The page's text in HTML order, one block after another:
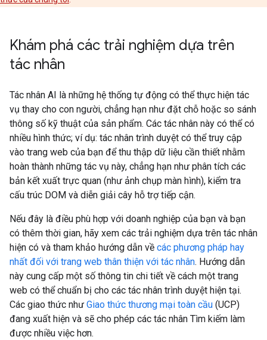
Khám phá các trải nghiệm dựa trên
tác nhân
Tác nhân AI là những hệ thống tự động có thể thực hiện tác
vụ thay cho con người, chẳng hạn như đặt chỗ hoặc so sánh
thông số kỹ thuật của sản phẩm. Các tác nhân này có thể có
nhiều hình thức; ví dụ: tác nhân trình duyệt có thể truy cập
vào trang web của bạn để thu thập dữ liệu cần thiết nhằm
hoàn thành những tác vụ này, chẳng hạn như phân tích các
bản kết xuất trực quan (như ảnh chụp màn hình), kiểm tra
cấu trúc DOM và diễn giải cây hỗ trợ tiếp cận.
Nếu đây là điều phù hợp với doanh nghiệp của bạn và bạn
có thêm thời gian, hãy xem các trải nghiệm dựa trên tác nhân
hiện có và tham khảo hướng dẫn về các phương pháp hay
nhất đối với trang web thân thiện với tác nhân. Hướng dẫn
này cung cấp một số thông tin chi tiết về cách một trang
web có thể chuẩn bị cho các tác nhân trình duyệt hiện tại.
Các giao thức như Giao thức thương mại toàn cầu (UCP)
đang xuất hiện và sẽ cho phép các tác nhân Tìm kiếm làm
được nhiều việc hơn.